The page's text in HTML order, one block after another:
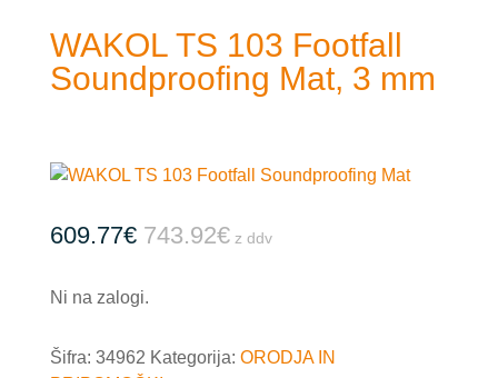
WAKOL TS 103 Footfall
Soundproofing Mat, 3 mm
609.77€ 743.92€z ddv
Ni na zalogi.
Šifra: 34962 Kategorija: ORODJA IN